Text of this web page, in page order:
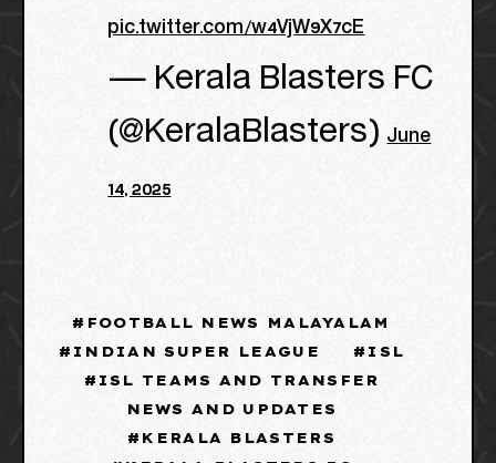
pic.twitter.com/w4VjW9X7cE
— Kerala Blasters FC
(@KeralaBlasters)June
14, 2025
FOOTBALL NEWS MALAYALAM
INDIAN SUPER LEAGUE
ISL
ISL TEAMS AND TRANSFER
NEWS AND UPDATES
KERALA BLASTERS